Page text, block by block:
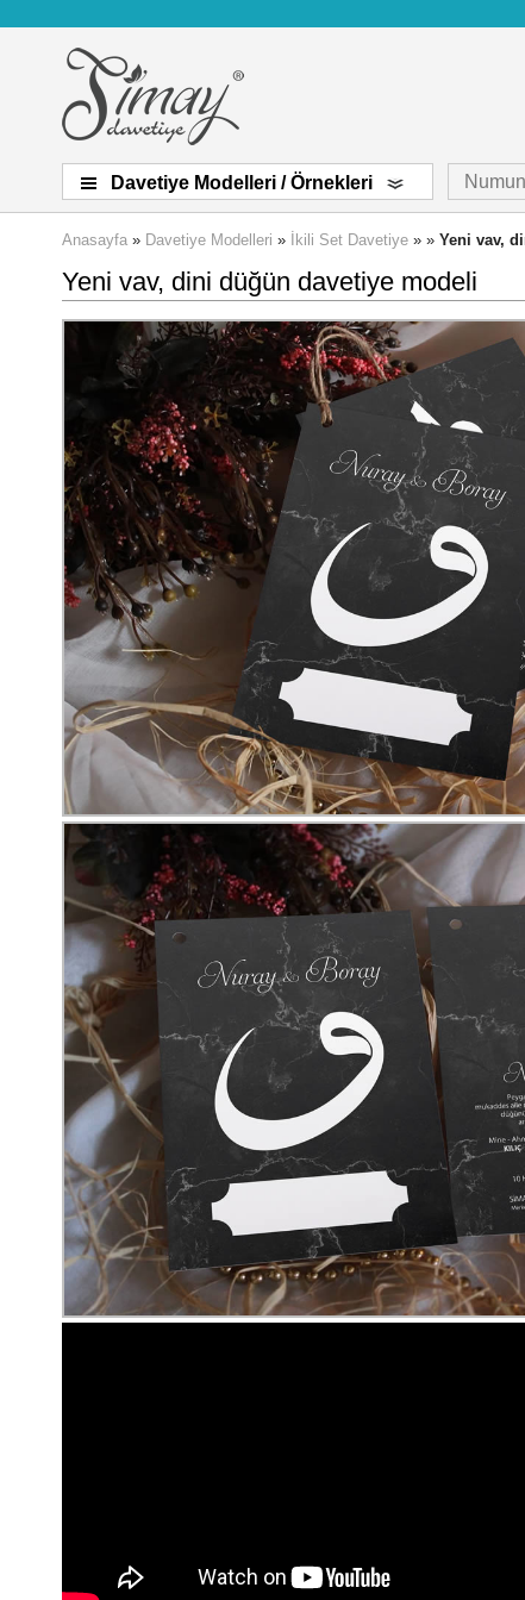
Davetiye Modelleri / Örnekleri
Anasayfa » Davetiye Modelleri » İkili Set Davetiye » » Yeni vav,
Yeni vav, dini düğün davetiye modeli